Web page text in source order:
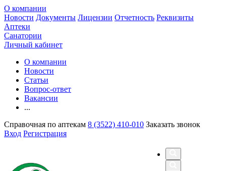
О компании
Новости Документы Лицензии Отчетность Реквизиты
Аптеки
Санатории
Личный кабинет
О компании
Новости
Статьи
Вопрос-ответ
Вакансии
...
Справочная по аптекам 8 (3522) 410-010 Заказать звонок
Вход Регистрация